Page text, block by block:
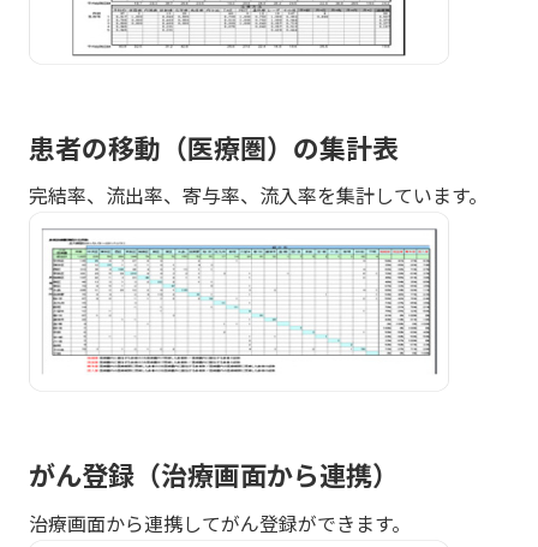
患者の移動（医療圏）の集計表
完結率、流出率、寄与率、流入率を集計しています。
がん登録（治療画面から連携）
治療画面から連携してがん登録ができます。